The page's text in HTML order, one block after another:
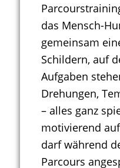
das Mensch-
gemeinsam
Schildern, auf
Aufgaben
Drehungen,
– alles ganz
motivierend
darf während
Parcours